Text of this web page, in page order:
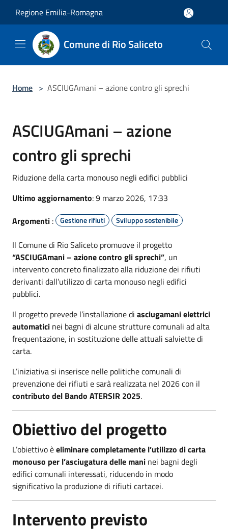
Regione Emilia-Romagna
Comune di Rio Saliceto
Home > ASCIUGAmani – azione contro gli sprechi
ASCIUGAmani – azione
contro gli sprechi
Riduzione della carta monouso negli edifici pubblici
Ultimo aggiornamento: 9 marzo 2026, 17:33
Argomenti : Gestione rifiuti Sviluppo sostenibile
Il Comune di Rio Saliceto promuove il progetto
“ASCIUGAmani – azione contro gli sprechi”, un
intervento concreto finalizzato alla riduzione dei rifiuti
derivanti dall’utilizzo di carta monouso negli edifici
pubblici.
Il progetto prevede l’installazione di asciugamani elettrici
automatici nei bagni di alcune strutture comunali ad alta
frequentazione, in sostituzione delle attuali salviette di
carta.
L’iniziativa si inserisce nelle politiche comunali di
prevenzione dei rifiuti e sarà realizzata nel 2026 con il
contributo del Bando ATERSIR 2025.
Obiettivo del progetto
L’obiettivo èeliminare completamente l’utilizzo di carta
monouso per l’asciugatura delle mani nei bagni degli
edifici comunali interessati, riducendo in modo
significativo la produzione di rifiuti cartacei.
Intervento previsto